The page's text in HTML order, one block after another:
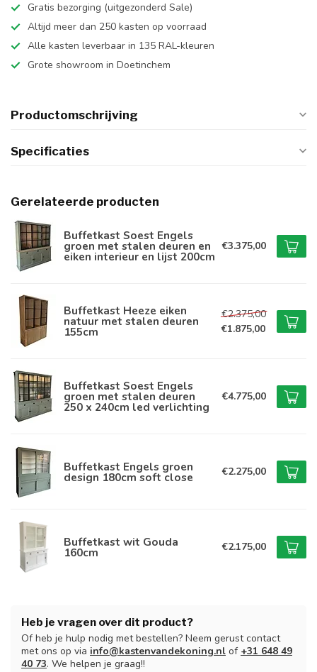
Gratis bezorging (uitgezonderd Sale)
Altijd meer dan 250 kasten op voorraad
Alle kasten leverbaar in 135 RAL-kleuren
Grote showroom in Doetinchem
Productomschrijving
Specificaties
Gerelateerde producten
Buffetkast Soest Engels
groen met stalen deuren en
eiken interieur en lijst 200cm
€3.375,00
Buffetkast Heeze eiken
natuur met stalen deuren
155cm
€2.375,00
€1.875,00
Buffetkast Soest Engels
groen met stalen deuren
250 x 240cm led verlichting
€4.775,00
Buffetkast Engels groen
design 180cm soft close €2.275,00
Buffetkast wit Gouda
160cm €2.175,00
Heb je vragen over dit product?
Of heb je hulp nodig met bestellen? Neem gerust contact
met ons op via info@kastenvandekoning.nl of +31 648 49
40 73. We helpen je graag!!